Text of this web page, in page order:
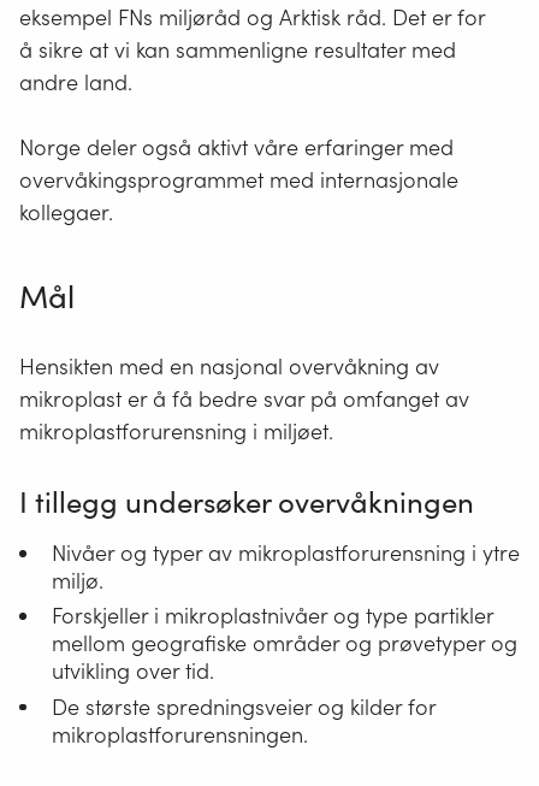
eksempel FNs miljøråd og Arktisk råd. Det er for
å sikre at vi kan sammenligne resultater med
andre land.
Norge deler også aktivt våre erfaringer med
overvåkingsprogrammet med internasjonale
kollegaer.
Mål
Hensikten med en nasjonal overvåkning av
mikroplast er å få bedre svar på omfanget av
mikroplastforurensning i miljøet.
I tillegg undersøker overvåkningen
Nivåer og typer av mikroplastforurensning i ytre
miljø.
Forskjeller i mikroplastnivåer og type partikler
mellom geografiske områder og prøvetyper og
utvikling over tid.
De største spredningsveier og kilder for
mikroplastforurensningen.